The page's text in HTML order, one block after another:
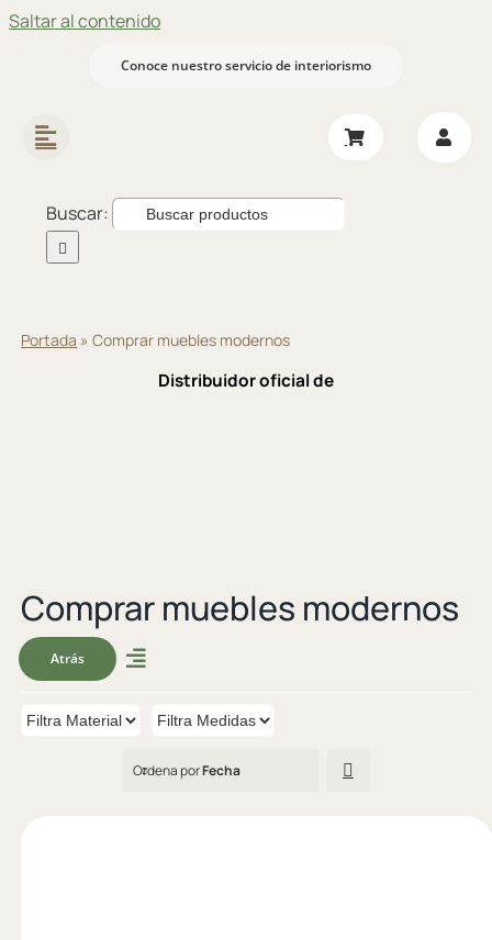
Saltar al contenido
Conoce nuestro servicio de interiorismo
Buscar:
Portada »Comprar muebles modernos
Distribuidor oficial de
Comprar muebles modernos
Atrás
Ordena porFecha